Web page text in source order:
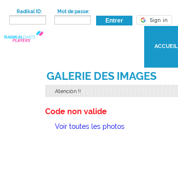
Radikal ID: Mot de passe:
ACCUEIL
GALERIE DES IMAGES
Atención !!
Code non valide
Voir toutes les photos